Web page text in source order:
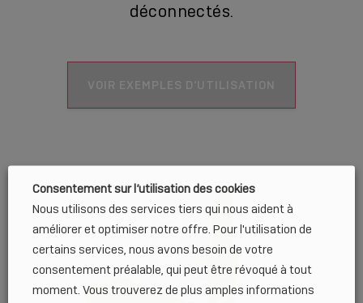
déconnectés.
VOIR EXEMPLES D’UTILISATION
Consentement sur l’utilisation des cookies
Nous utilisons des services tiers qui nous aident à
améliorer et optimiser notre offre. Pour l'utilisation de
certains services, nous avons besoin de votre
consentement préalable, qui peut être révoqué à tout
moment. Vous trouverez de plus amples informations